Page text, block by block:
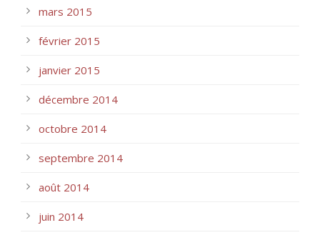
mars 2015
février 2015
janvier 2015
décembre 2014
octobre 2014
septembre 2014
août 2014
juin 2014